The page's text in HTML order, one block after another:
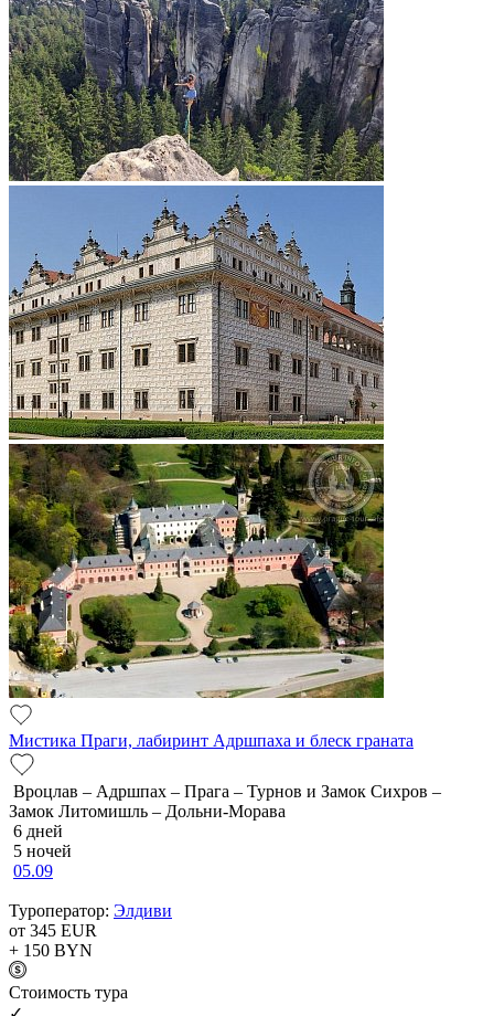
Мистика Праги, лабиринт Адршпаха и блеск граната
Вроцлав – Адршпах – Прага – Турнов и Замок Сихров –
Замок Литомишль – Дольни-Морава
6 дней
5 ночей
05.09
Туроператор: Элдиви
от 345 EUR
+ 150 BYN
Cтоимость тура